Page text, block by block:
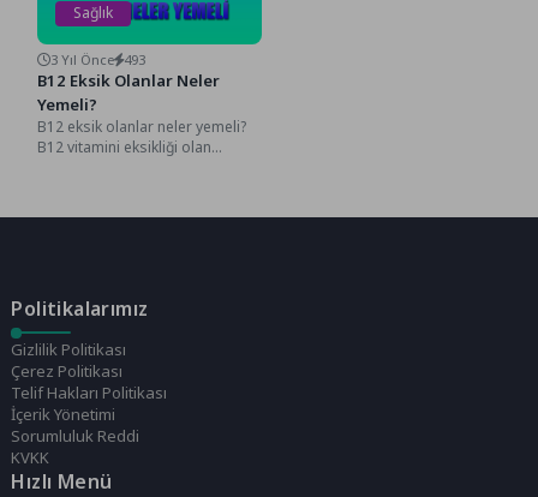
Sağlık
3 Yıl Önce 493
B12 Eksik Olanlar Neler
Yemeli?
B12 eksik olanlar neler yemeli?
B12 vitamini eksikliği olan
Politikalarımız
Gizlilik Politikası
Çerez Politikası
Telif Hakları Politikası
İçerik Yönetimi
Sorumluluk Reddi
KVKK
Hızlı Menü